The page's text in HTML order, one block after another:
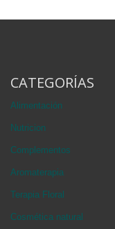
CATEGORÍAS
Alimentación
Nutricion
Complementos
Aromaterapia
Terapia Floral
Cosmética natural